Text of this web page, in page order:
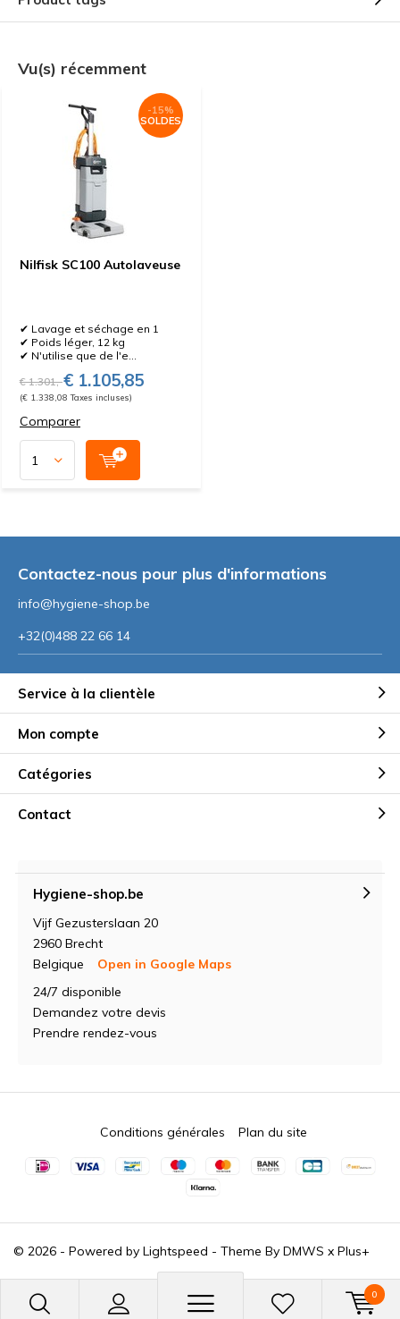
0
Vu(s) récemment
Nilfisk SC100 Autolaveuse
-15%
SOLDES
✔ Lavage et séchage en 1
✔ Poids léger, 12 kg
✔ N'utilise que de l'e...
€ 1.301,-€ 1.105,85
(€ 1.338,08 Taxes incluses)
Comparer
Contactez-nous pour plus d'informations
info@hygiene-shop.be
+32(0)488 22 66 14
Service à la clientèle
Mon compte
Catégories
Contact
Hygiene-shop.be
Vijf Gezusterslaan 20
2960 Brecht
Belgique
Open in Google Maps
24/7 disponible
Demandez votre devis
Prendre rendez-vous
© 2026 - Powered by Lightspeed - Theme By DMWS x Plus+
Conditions générales Plan du site